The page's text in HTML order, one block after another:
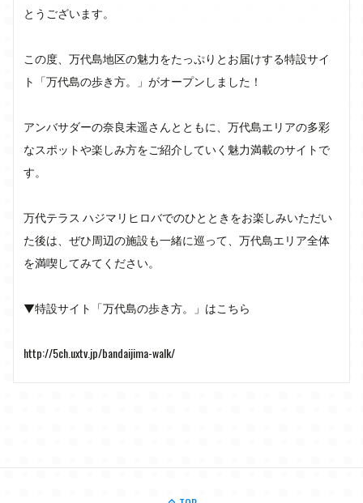
とうございます。
この度、万代島地区の魅力をたっぷりとお届けする特設サイ
ト「万代島の歩き方。」がオープンしました！
アンバサダーの奈良未遥さんとともに、万代島エリアの多彩
なスポットや楽しみ方をご紹介していく魅力満載のサイトで
す。
万代テラス ハジマリヒロバでのひとときをお楽しみいただい
た後は、ぜひ周辺の施設も一緒に巡って、万代島エリア全体
を満喫してみてください。
▼特設サイト「万代島の歩き方。」はこちら
http://5ch.uxtv.jp/bandaijima-walk/